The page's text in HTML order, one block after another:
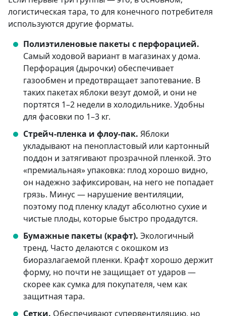
логистическая тара, то для конечного потребителя
используются другие форматы.
Полиэтиленовые пакеты с перфорацией.
Самый ходовой вариант в магазинах у дома.
Перфорация (дырочки) обеспечивает
газообмен и предотвращает запотевание. В
таких пакетах яблоки везут домой, и они не
портятся 1–2 недели в холодильнике. Удобны
для фасовки по 1–3 кг.
Стрейч-пленка и флоу-пак. Яблоки
укладывают на пенопластовый или картонный
поддон и затягивают прозрачной пленкой. Это
«премиальная» упаковка: плод хорошо видно,
он надежно зафиксирован, на него не попадает
грязь. Минус — нарушение вентиляции,
поэтому под пленку кладут абсолютно сухие и
чистые плоды, которые быстро продадутся.
Бумажные пакеты (крафт). Экологичный
тренд. Часто делаются с окошком из
биоразлагаемой пленки. Крафт хорошо держит
форму, но почти не защищает от ударов —
скорее как сумка для покупателя, чем как
защитная тара.
Сетки. Обеспечивают супервентиляцию, но